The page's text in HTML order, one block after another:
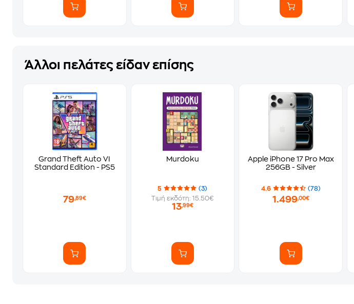
Άλλοι πελάτες είδαν επίσης
Grand Theft Auto VI
Standard Edition - PS5
79,89€
Murdoku
5
(3)
Τιμή εκδότη: 15.50€
13,99€
Apple iPhone 17 Pro Max
256GB - Silver
4.6 (78)
1.499,00€